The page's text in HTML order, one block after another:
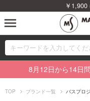
￥
menu
00 ブランドから探す
カテゴリから探す
8月12日から14日
TOP ブランド一覧 バスプロ